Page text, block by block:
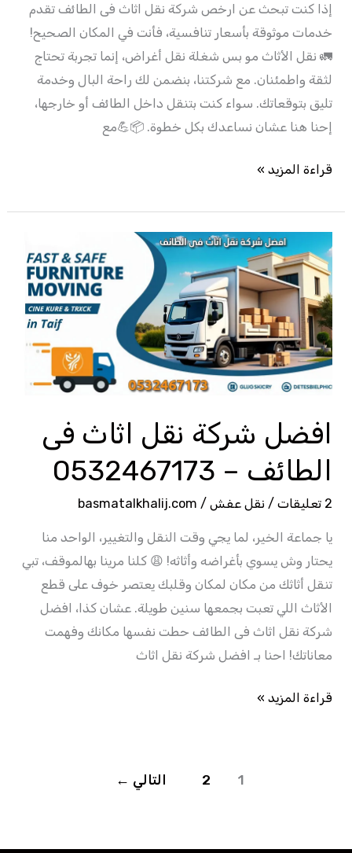
إذا كنت تبحث عن ارخص شركة نقل اثاث فى الطائف تقدم
خدمات موثوقة بأسعار تنافسية، فأنت في المكان الصحيح!
🚛 نقل الأثاث مو بس شغلة نقل أغراض، إنما تجربة تحتاج
لثقة واطمئنان. مع شركتنا، بنضمن لك راحة البال وخدمة
تليق بتوقعاتك. سواء كنت بتنقل داخل الطائف أو خارجها،
إحنا هنا عشان نساعدك بكل خطوة. 📦💪مع
قراءة المزيد »
افضل شركة نقل اثاث فى
الطائف – 0532467173
2 تعليقات / نقل عفش /
basmatalkhalij.com
يا جماعة الخير، لما يجي وقت النقل والتغيير، الواحد منا
يحتار وش يسوي بأغراضه وأثاثه! 😩 كلنا مرينا بهالموقف، تبي
تنقل أثاثك من مكان لمكان وقلبك يعتصر خوف على قطع
الأثاث اللي تعبت بجمعها سنين طويلة. عشان كذا، افضل
شركة نقل اثاث فى الطائف حطت نفسها مكانك وفهمت
معاناتك! احنا بـ افضل شركة نقل اثاث
افضل
شركة
نقل
اثاث
فى
الطائف
–
قراءة المزيد »
1
2 التالي ←